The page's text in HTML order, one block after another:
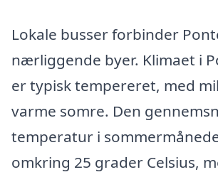
Lokale busser forbinder
nærliggende byer. Klimaet i
er typisk tempereret, med
varme somre. Den
temperatur i
omkring 25 grader Celsius,